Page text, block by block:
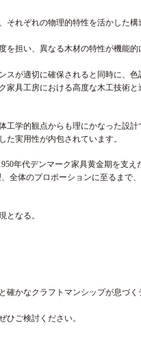
それぞれの物理的特性を活かした
を担い、 異なる木材の特性が機能
スが適切に確保されると同時に、
家具工房における高度な木工技術
工学的観点からも理にかなった設
た実用性が内包されています。
年代デンマーク家具黄金期を支
全体のプロポーションに至るまで
となる。
確かなクラフトマンシップが息づ
ひご検討ください。